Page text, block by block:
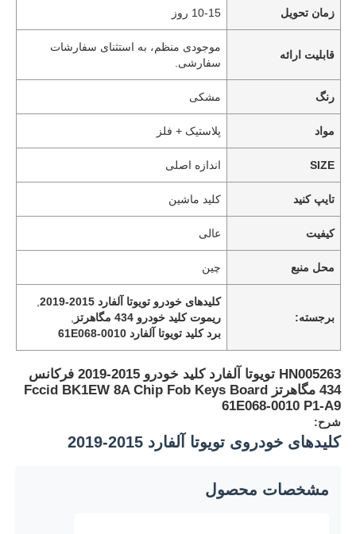
زمان تحویل 10-15 روز
قابلیت ارائه
موجودی منظم، به استثنای سفارشات
سفارشی.
رنگ مشکی
مواد پلاستیک + فلز
SIZE اندازه اصلی
تایپ کنید کلید ماشین
کیفیت عالی
محل منبع چین
برجسته:
کلیدهای خودرو تویوتا آلفارد 2015-2019
ریموت کلید خودرو 434 مگاهرتز
برد کلید تویوتا آلفارد 61E068-0010
HN005263 تویوتا آلفارد کلید خودرو 2015-2019 فرکانس
434 مگاهرتز Fccid BK1EW 8A Chip Fob Keys Board
61E068-0010 P1-A9
شرح:
کلیدهای خودروی تویوتا آلفارد 2015-2019
مشخصات محصول